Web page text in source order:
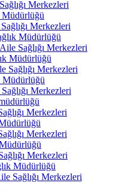
Merkezleri
Müdürlüğü
Merkezleri
Müdürlüğü
Sağlığı Merkezleri
Müdürlüğü
Sağlığı Merkezleri
Müdürlüğü
Merkezleri
Merkezleri
Merkezleri
Merkezleri
Müdürlüğü
Sağlığı Merkezleri